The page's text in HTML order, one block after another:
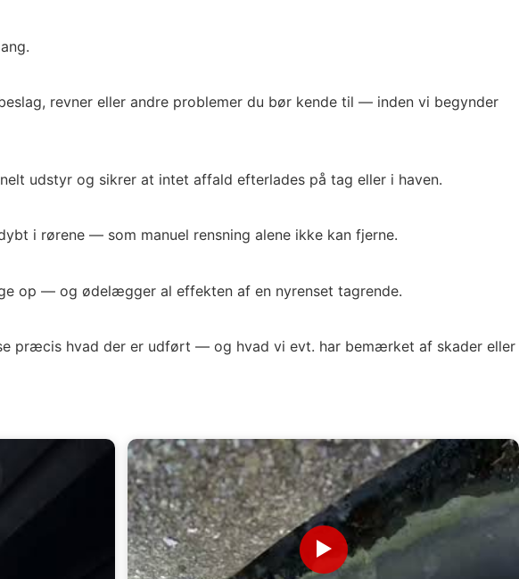
revner eller andre problemer du bør kende til — inden vi begynder
udstyr og sikrer at intet affald efterlades på tag eller i haven.
i rørene — som manuel rensning alene ikke kan fjerne.
op — og ødelægger al effekten af en nyrenset tagrende.
præcis hvad der er udført — og hvad vi evt. har bemærket af skader eller
▶